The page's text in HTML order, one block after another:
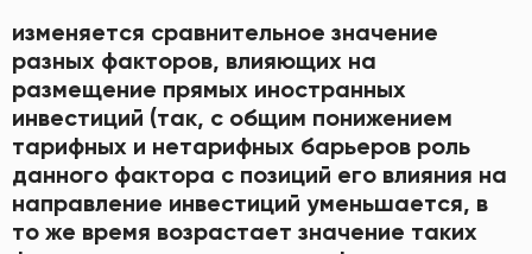
изменяется сравнительное значение
разных факторов, влияющих на
размещение прямых иностранных
инвестиций (так, с общим понижением
тарифных и нетарифных барьеров роль
данного фактора с позиций его влияния на
направление инвестиций уменьшается, в
то же время возрастает значение таких